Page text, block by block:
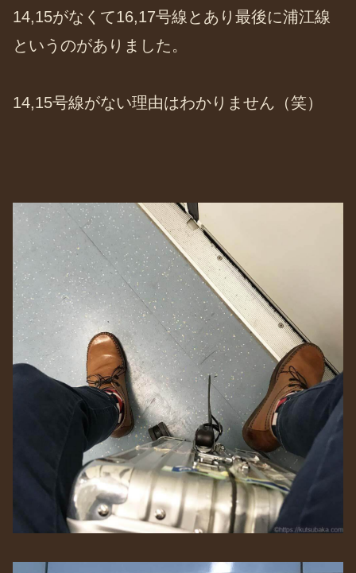
14,15がなくて16,17号線とあり最後に浦江線
というのがありました。
14,15号線がない理由はわかりません（笑）